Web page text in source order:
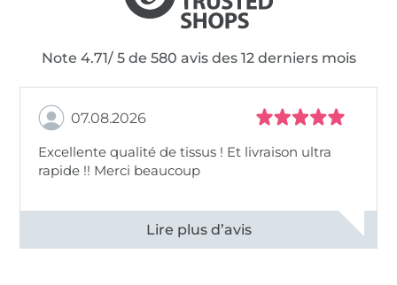
Note 4.71/ 5 de 580 avis des 12 derniers mois
07.08.2026
Excellente qualité de tissus ! Et livraison ultra
rapide !! Merci beaucoup
Voir tous les 11496 commentaires